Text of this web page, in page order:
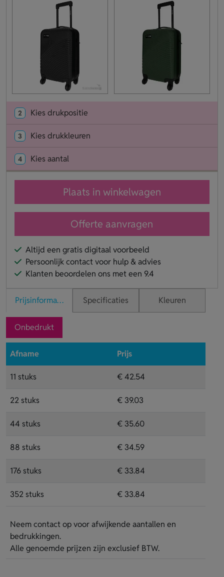
2 Kies drukpositie
3 Kies drukkleuren
4 Kies aantal
Plaats in winkelwagen
Offerte aanvragen
Altijd een gratis digitaal voorbeeld
Persoonlijk contact voor hulp & advies
Klanten beoordelen ons met een 9.4
Prijsinformatie Specificaties Kleuren
Onbedrukt
Afname Prijs
11 stuks € 42.54
22 stuks € 39.03
44 stuks € 35.60
88 stuks € 34.59
176 stuks € 33.84
352 stuks € 33.84
Neem contact op voor afwijkende aantallen en
bedrukkingen.
Alle genoemde prijzen zijn exclusief BTW.